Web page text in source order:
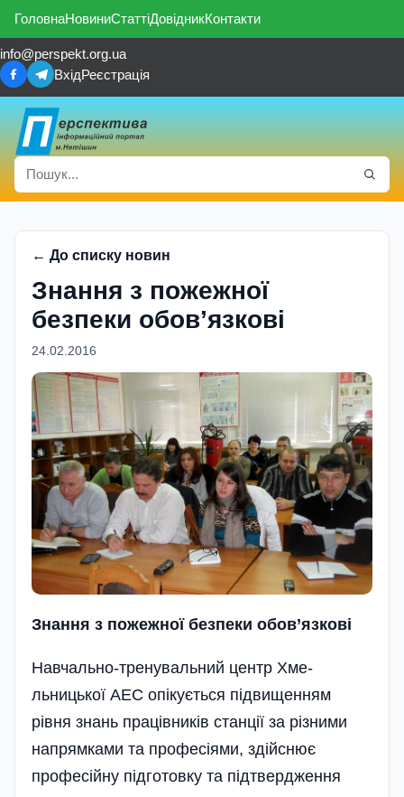
ГоловнаНовиниСтаттіДовідникКонтакти
info@perspekt.org.ua
ВхідРеєстрація
← До списку новин
Знання з пожежної
безпеки обов’язкові
24.02.2016
Знання з пожежноїбезпеки обов’язкові
Навчально-тренувальний центр Хме­
льницької АЕС опікується підвищенням
рівня знань працівників станції за різними
напрямками та професі­ями, здійснює
професійну підготовку та під­твердження